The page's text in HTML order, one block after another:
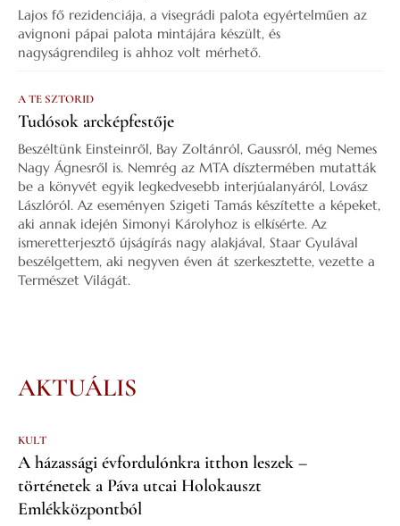
Lajos fő rezidenciája, a visegrádi palota egyértelműen az
avignoni pápai palota mintájára készült, és
nagyságrendileg is ahhoz volt mérhető.
A TE SZTORID
Tudósok arcképfestője
Beszéltünk Einsteinről, Bay Zoltánról, Gaussról, még Nemes
Nagy Ágnesről is. Nemrég az MTA dísztermében mutatták
be a könyvét egyik legkedvesebb interjúalanyáról, Lovász
Lászlóról. Az eseményen Szigeti Tamás készítette a képeket,
aki annak idején Simonyi Károlyhoz is elkísérte. Az
ismeretterjesztő újságírás nagy alakjával, Staar Gyulával
beszélgettem, aki negyven éven át szerkesztette, vezette a
Természet Világát.
AKTUÁLIS
KULT
A házassági évfordulónkra itthon leszek –
történetek a Páva utcai Holokauszt
Emlékközpontból